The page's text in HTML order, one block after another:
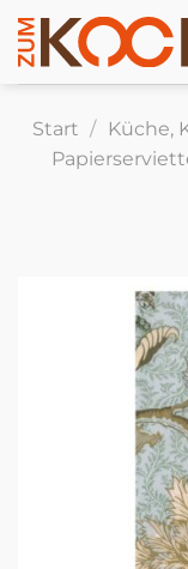
Zum
Inhalt
springen
Start / Küche,